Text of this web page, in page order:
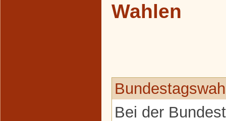
Wahlen
Bei der